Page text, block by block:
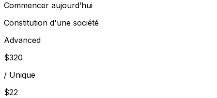
Commencer aujourd’hui
Constitution d'une société
Advanced
$320
/ Unique
$22